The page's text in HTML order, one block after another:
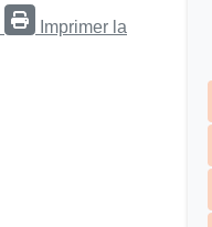
Imprimer la